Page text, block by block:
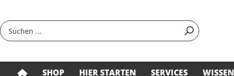
SHOP HIER STARTEN SERVICES WISSEN